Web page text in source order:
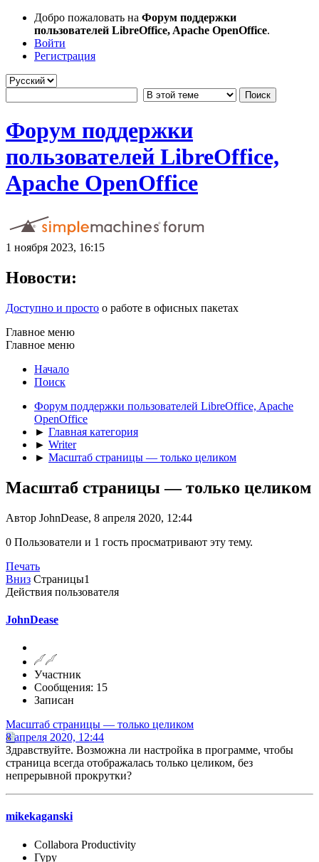
Добро пожаловать на Форум поддержки
пользователей LibreOffice, Apache OpenOffice.
Войти
Регистрация
Форум поддержки
пользователей LibreOffice,
Apache OpenOffice
1 ноября 2023, 16:15
Новости:
Доступно и просто о работе в офисных пакетах
Главное меню
Главное меню
Начало
Поиск
Форум поддержки пользователей LibreOffice, Apache
OpenOffice
► Главная категория
► Writer
► Масштаб страницы — только целиком
Масштаб страницы — только целиком
Автор JohnDease, 8 апреля 2020, 12:44
0 Пользователи и 1 гость просматривают эту тему.
Печать
Вниз Страницы1
Действия пользователя
JohnDease
Участник
Сообщения: 15
Записан
Масштаб страницы — только целиком
8 апреля 2020, 12:44
Здравствуйте. Возможна ли настройка в программе, чтобы
страница всегда отображалась только целиком, без
непрерывной прокрутки?
mikekaganski
Collabora Productivity
Гуру